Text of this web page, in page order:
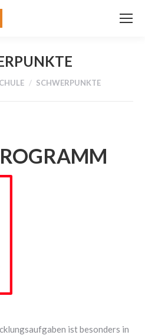
SCHWERPUNKTE
ist besonders in